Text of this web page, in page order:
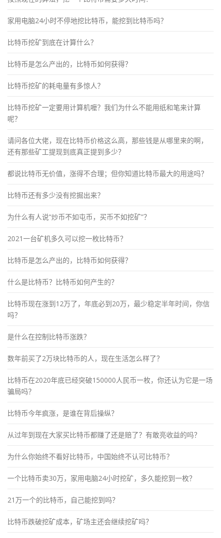
家用电脑24小时不停地挖比特币，能挖到比特币吗？
比特币挖矿到底在计算什么？
比特币是怎么产出的，比特币如何获得？
比特币挖矿的耗电量有多惊人？
比特币挖矿一定要用计算机嚒？我们为什么不能用纸和笔来计算
呢？
请问各位大佬，现在比特币价格这么高，那些钱是从哪里来的啊，
还有那些矿工提现到底真正提到多少？
都说比特币无价值，涨得不合理；但你知道比特币最大的用途吗？
比特币还有多少没有挖掘出来？
为什么有人说“炒币不如屯币，买币不如挖矿”？
2021一台矿机多久可以挖一枚比特币？
比特币是怎么产出的，比特币如何获得？
什么是比特币？比特币如何产生的？
比特币现在涨到12万了，年底必到20万，最少稳定半年时间，你信
吗？
是什么在控制比特币涨跌？
数年前买了2万块比特币的人，现在生活怎么样了？
比特币在2020年底已经突破150000人民币一枚，你还认为它是一场
骗局吗？
比特币今年疯涨，是谁在背后操纵？
从过年到现在大家买比特币都赚了还是赔了？有敢亮收益的吗？
为什么你始终不看好比特币，中国始终不认可比特币？
一个比特币卖30万，家用电脑24小时挖矿，多久能挖到一枚？
21万一个的比特币，自己能挖到吗？
比特币跌破挖矿成本，矿场主还会继续挖矿吗？